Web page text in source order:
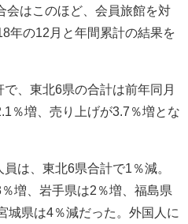
はこのほど、会員旅館を対
年の12月と年間累計の結果を
、東北6県の合計は前年同月
％増、売り上げが3.7％増とな
は、東北6県合計で1％減。
増、岩手県は2％増、福島県
城県は4％減だった。外国人に